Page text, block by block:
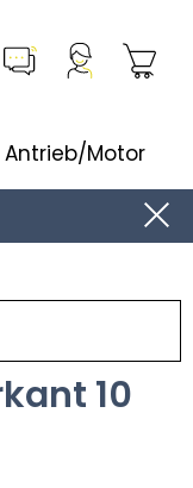
Antrieb/Motor
10